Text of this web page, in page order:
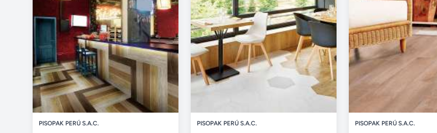
PISOPAK PERÚ S.A.C. PISOPAK PERÚ S.A.C. PISOPAK PERÚ S.A.C.